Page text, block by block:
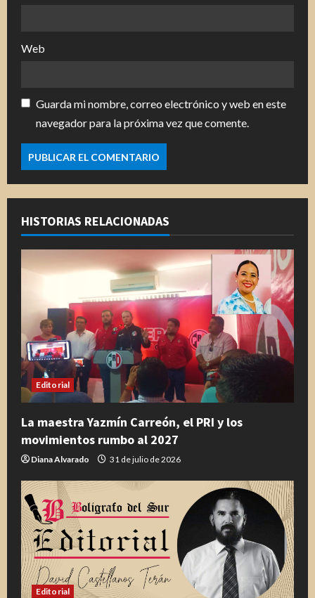
Web
Guarda mi nombre, correo electrónico y web en este
navegador para la próxima vez que comente.
HISTORIAS RELACIONADAS
Editorial
La maestra Yazmín Carreón, el PRI y los
movimientos rumbo al 2027
Diana Alvarado 31 de julio de 2026
Editorial